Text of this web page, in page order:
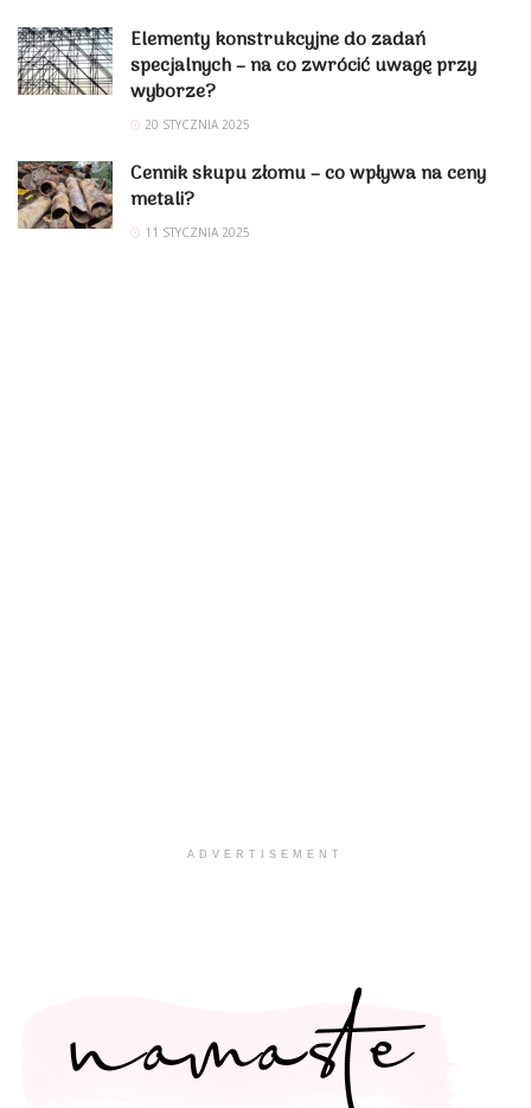
Elementy konstrukcyjne do zadań
specjalnych – na co zwrócić uwagę przy
wyborze?
20 STYCZNIA 2025
Cennik skupu złomu – co wpływa na ceny
metali?
11 STYCZNIA 2025
ADVERTISEMENT